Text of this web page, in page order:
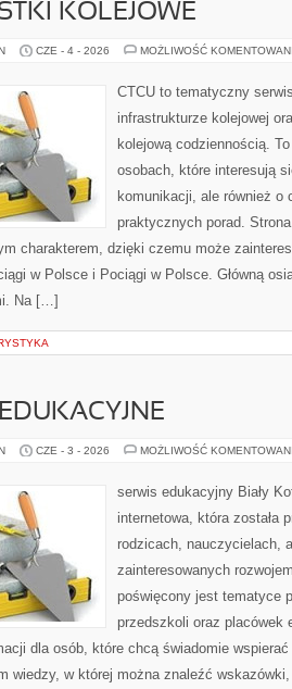
KOLEJOWE
CZE - 4 - 2026 MOŻLIWOŚĆ
CTCU to tematyczny
infrastrukturze kolejowej
kolejową codziennością.
osobach, które interesują
komunikacji, ale również
praktycznych porad.
charakterem, dzięki czemu może
w Polsce i Pociągi w Polsce. Główną
Na […]
CZE - 3 - 2026 MOŻLIWOŚĆ
serwis edukacyjny Biały
internetowa, która została
rodzicach, nauczycielach,
zainteresowanych
poświęcony jest tematyce
przedszkoli oraz placówek
dla osób, które chcą świadomie
wiedzy, w której można znaleźć